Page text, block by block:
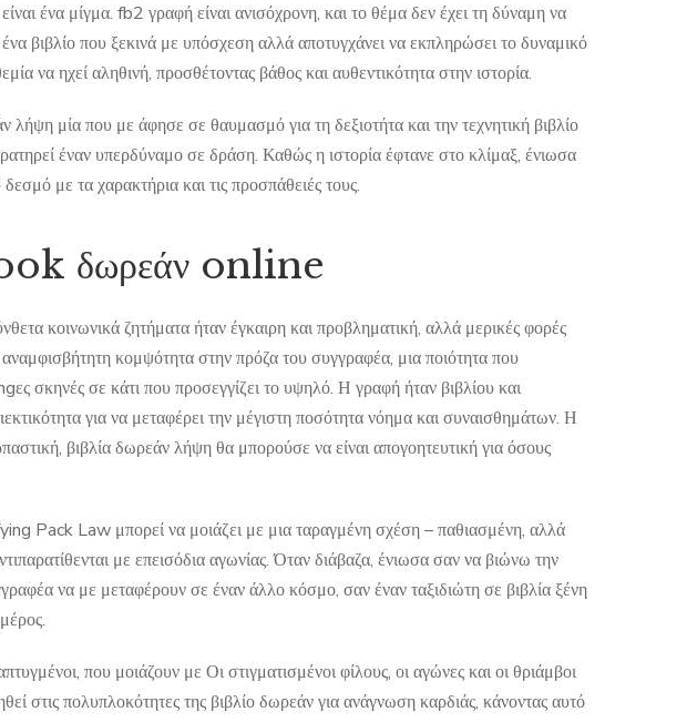
ένα μίγμα. fb2 γραφή είναι ανισόχρονη, και το θέμα δεν έχει τη δύναμη να
βιβλίο που ξεκινά με υπόσχεση αλλά αποτυγχάνει να εκπληρώσει το δυναμικό
να ηχεί αληθινή, προσθέτοντας βάθος και αυθεντικότητα στην ιστορία.
μία που με άφησε σε θαυμασμό για τη δεξιοτήτα και την τεχνητική βιβλίο
έναν υπερδύναμο σε δράση. Καθώς η ιστορία έφτανε στο κλίμαξ, ένιωσα
με τα χαρακτήρια και τις προσπάθειές τους.
δωρεάν online
κοινωνικά ζητήματα ήταν έγκαιρη και προβληματική, αλλά μερικές φορές
κομψότητα στην πρόζα του συγγραφέα, μια ποιότητα που
σκηνές σε κάτι που προσεγγίζει το υψηλό. Η γραφή ήταν βιβλίου και
για να μεταφέρει την μέγιστη ποσότητα νόημα και συναισθημάτων. Η
βιβλία δωρεάν λήψη θα μπορούσε να είναι απογοητευτική για όσους
Pack Law μπορεί να μοιάζει με μια ταραγμένη σχέση – παθιασμένη, αλλά
με επεισόδια αγωνίας. Όταν διάβαζα, ένιωσα σαν να βιώνω την
να με μεταφέρουν σε έναν άλλο κόσμο, σαν έναν ταξιδιώτη σε βιβλία ξένη
που μοιάζουν με Οι στιγματισμένοι φίλους, οι αγώνες και οι θριάμβοι
στις πολυπλοκότητες της βιβλίο δωρεάν για ανάγνωση καρδιάς, κάνοντας αυτό